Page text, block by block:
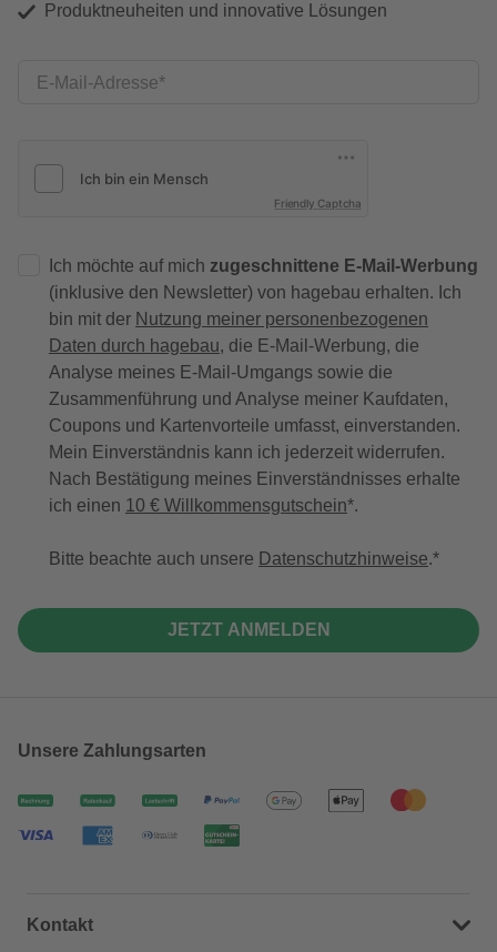
Produktneuheiten und innovative Lösungen
E-Mail-Adresse
Friendly Captcha
Ich möchte auf mich zugeschnittene E-Mail-Werbung
(inklusive den Newsletter) von hagebau erhalten. Ich
bin mit der Nutzung meiner personenbezogenen
Daten durch hagebau, die E-Mail-Werbung, die
Analyse meines E-Mail-Umgangs sowie die
Zusammenführung und Analyse meiner Kaufdaten,
Coupons und Kartenvorteile umfasst, einverstanden.
Mein Einverständnis kann ich jederzeit widerrufen.
Nach Bestätigung meines Einverständnisses erhalte
ich einen 10 € Willkommensgutschein*.
Bitte beachte auch unsere Datenschutzhinweise.
JETZT ANMELDEN
Unsere Zahlungsarten
Kontakt